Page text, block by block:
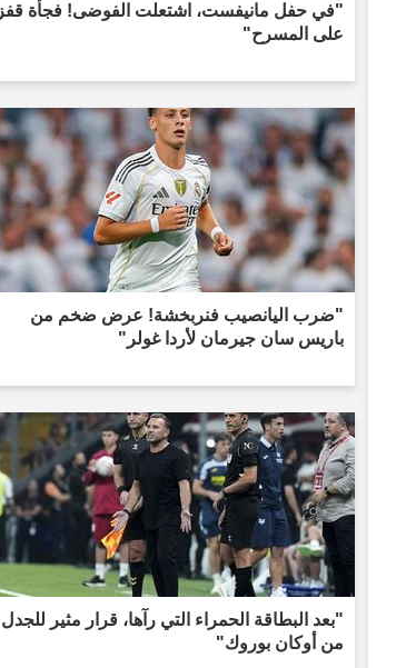
"في حفل مانيفست، اشتعلت الفوضى! فجأة قفز
على المسرح"
"ضرب اليانصيب فنربخشة! عرض ضخم من
باريس سان جيرمان لأردا غولر"
"بعد البطاقة الحمراء التي رآها، قرار مثير للجدل
من أوكان بوروك"